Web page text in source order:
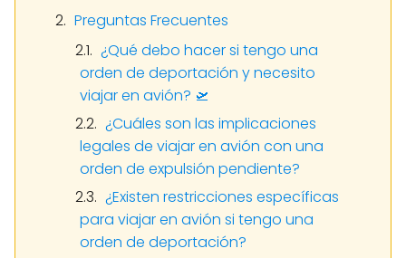
Preguntas Frecuentes
¿Qué debo hacer si tengo una
orden de deportación y necesito
viajar en avión? 🛫
¿Cuáles son las implicaciones
legales de viajar en avión con una
orden de expulsión pendiente?
¿Existen restricciones específicas
para viajar en avión si tengo una
orden de deportación?